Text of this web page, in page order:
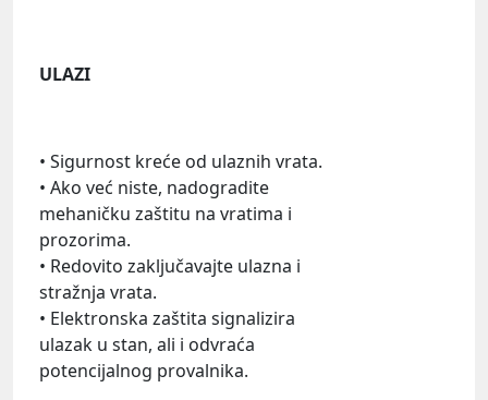
ULAZI
• Sigurnost kreće od ulaznih vrata.
• Ako već niste, nadogradite
mehaničku zaštitu na vratima i
prozorima.
• Redovito zaključavajte ulazna i
stražnja vrata.
• Elektronska zaštita signalizira
ulazak u stan, ali i odvraća
potencijalnog provalnika.